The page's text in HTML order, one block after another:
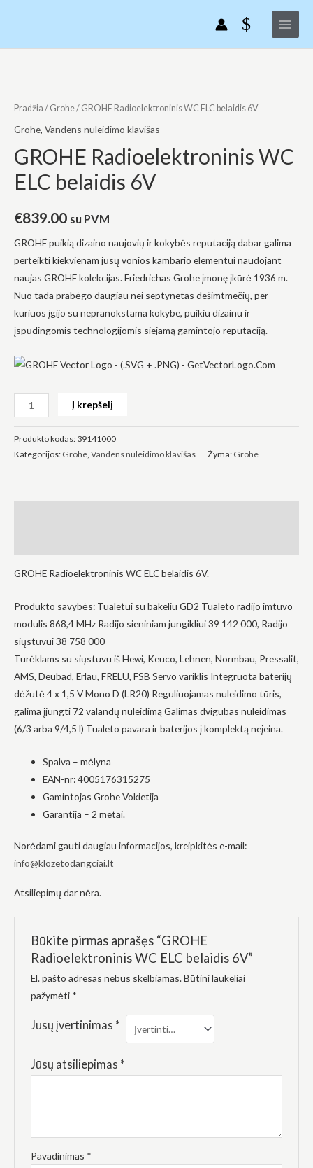
Main
Menu
Pradžia / Grohe/ GROHE Radioelektroninis WC ELC belaidis 6V
Grohe, Vandens nuleidimo klavišas
GROHE Radioelektroninis WC
ELC belaidis 6V
€839.00 su PVM
GROHE puikią dizaino naujovių ir kokybės reputaciją dabar galima
perteikti kiekvienam jūsų vonios kambario elementui naudojant
naujas GROHE kolekcijas. Friedrichas Grohe įmonę įkūrė 1936 m.
Nuo tada prabėgo daugiau nei septynetas dešimtmečių, per
kuriuos įgijo su nepranokstama kokybe, puikiu dizainu ir
įspūdingomis technologijomis siejamą gamintojo reputaciją.
GROHE
Radioelektroninis
ELC
belaidis
Į krepšelį
Produkto kodas: 39141000
Kategorijos: Grohe, Vandens nuleidimo klavišas Žyma: Grohe
GROHE Radioelektroninis WC ELC belaidis 6V.
Produkto savybės: Tualetui su bakeliu GD2 Tualeto radijo imtuvo
modulis 868,4 MHz Radijo sieniniam jungikliui 39 142 000, Radijo
siųstuvui 38 758 000
Turėklams su siųstuvu iš Hewi, Keuco, Lehnen, Normbau, Pressalit,
AMS, Deubad, Erlau, FRELU, FSB Servo variklis Integruota baterijų
dėžutė 4 x 1,5 V Mono D (LR20) Reguliuojamas nuleidimo tūris,
galima įjungti 72 valandų nuleidimą Galimas dvigubas nuleidimas
(6/3 arba 9/4,5 l) Tualeto pavara ir baterijos į komplektą neįeina.
Spalva – mėlyna
EAN-nr: 4005176315275
Gamintojas Grohe Vokietija
Garantija – 2 metai.
Norėdami gauti daugiau informacijos, kreipkitės e-mail:
info@klozetodangciai.lt
Atsiliepimų dar nėra.
Būkite pirmas aprašęs “GROHE
Radioelektroninis WC ELC belaidis 6V”
El. pašto adresas nebus skelbiamas.Būtini laukeliai
pažymėti *
Jūsų įvertinimas *
Jūsų atsiliepimas *
Pavadinimas *
Būtinas
Šie
slapukai
yra
privalomi.
Jie
Statistika
Siekdami
pagerinti
funkcionalumą
atsižvelgdami
į tai, kaip
svetainė yra
naudojama.
Patirtis
Kad mūsų
svetainė
geriau jūsų
apsilankymo
metu. Jei
atsisakysite
kai kurios
svetainės
išnyks.
Rinkodara
pomėgiais ir
elgesiu, kai
lankotės
svetainėje,
padidinate
suasmenintą